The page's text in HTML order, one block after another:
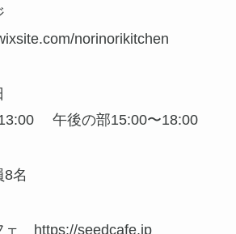
norinorikitchen
午後の部15:00〜18:00
名
ェ https://seedcafe.jp